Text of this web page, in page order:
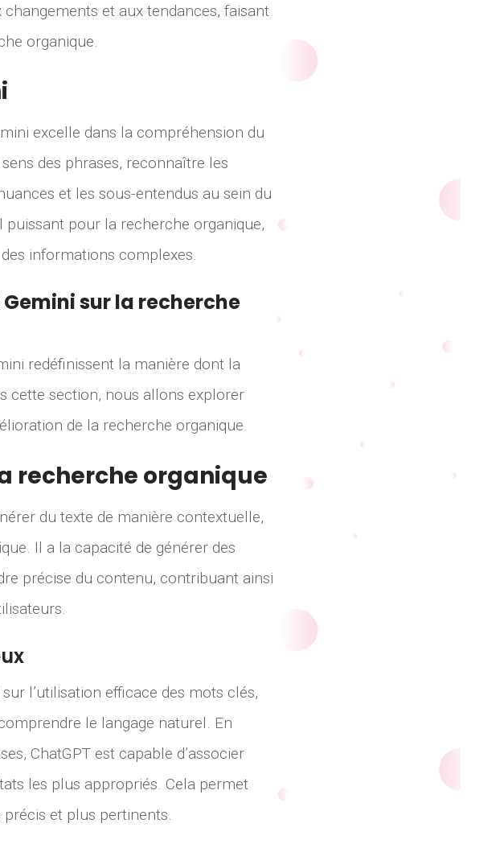
et aux tendances, faisant
organique.
excelle dans la compréhension du
des phrases, reconnaître les
et les sous-entendus au sein du
pour la recherche organique,
informations complexes.
sur la recherche
redéfinissent la manière dont la
cette section, nous allons explorer
de la recherche organique.
recherche organique
du texte de manière contextuelle,
Il a la capacité de générer des
précise du contenu, contribuant ainsi
l’utilisation efficace des mots clés,
le langage naturel. En
ChatGPT est capable d’associer
les plus appropriés. Cela permet
précis et plus pertinents.